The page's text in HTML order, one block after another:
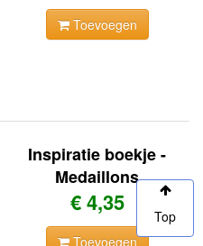
Toevoegen
Inspiratie boekje -
Medaillons
€ 4,35
Toevoegen
Top